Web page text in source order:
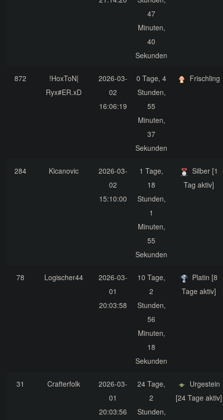
47
Minuten,
40
Sekunden
872
!HoxToN|
Ryx#ER.xD
2026-03-
02
16:06:19
0 Tage, 4
Stunden,
55
Minuten,
37
Sekunden
Frischling
284 Kicanovic
2026-03-
02
15:10:00
1 Tage,
18
Stunden,
1
Minuten,
55
Sekunden
Silber [1
Tag aktiv]
78 Logischer44
2026-03-
01
20:03:58
10 Tage,
2
Stunden,
56
Minuten,
18
Sekunden
Platin [8
Tage aktiv]
31 Crafterfolk
2026-03-
01
20:03:56
24 Tage,
2
Stunden,
Urgestein
[24 Tage aktiv]